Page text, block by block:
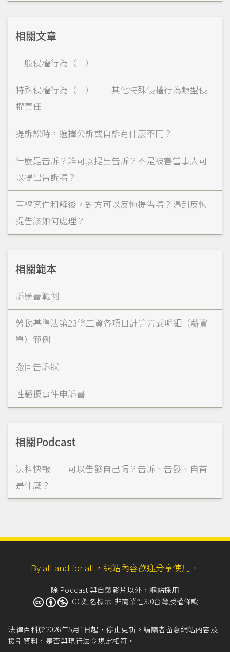
相關文章
一般侵權行為（一）
特殊侵權行為（三）──其他特殊侵權行為類型侵
權責任
提訴訟時，選擇公訴或自訴有什麼不同？
什麼是告訴？誰可以提出告訴？不是被害當事人可
以提出告訴嗎？
車禍案件和解後，對方可以反悔提告嗎？遇到反悔
提告該如何處理？
相關範本
訴願書範例
勞動基準法第23條工資各項目計算方式明細（薪資
單）範例
撤回告訴狀
性騷擾事件申訴書
相關Podcast
法科快報－－可以告發自己嗎？告訴、告發、自首
是什麼？
By all and for all，網站內容歡迎分享使用。
除 Podcast 與自製影片以外，網站採用
CC姓名標示-非商業性3.0台灣授權條款
法律百科於2026年5月1日起，停止更新。請讀者留意網站內容及
援引資料，是否與現行法令規定相符。